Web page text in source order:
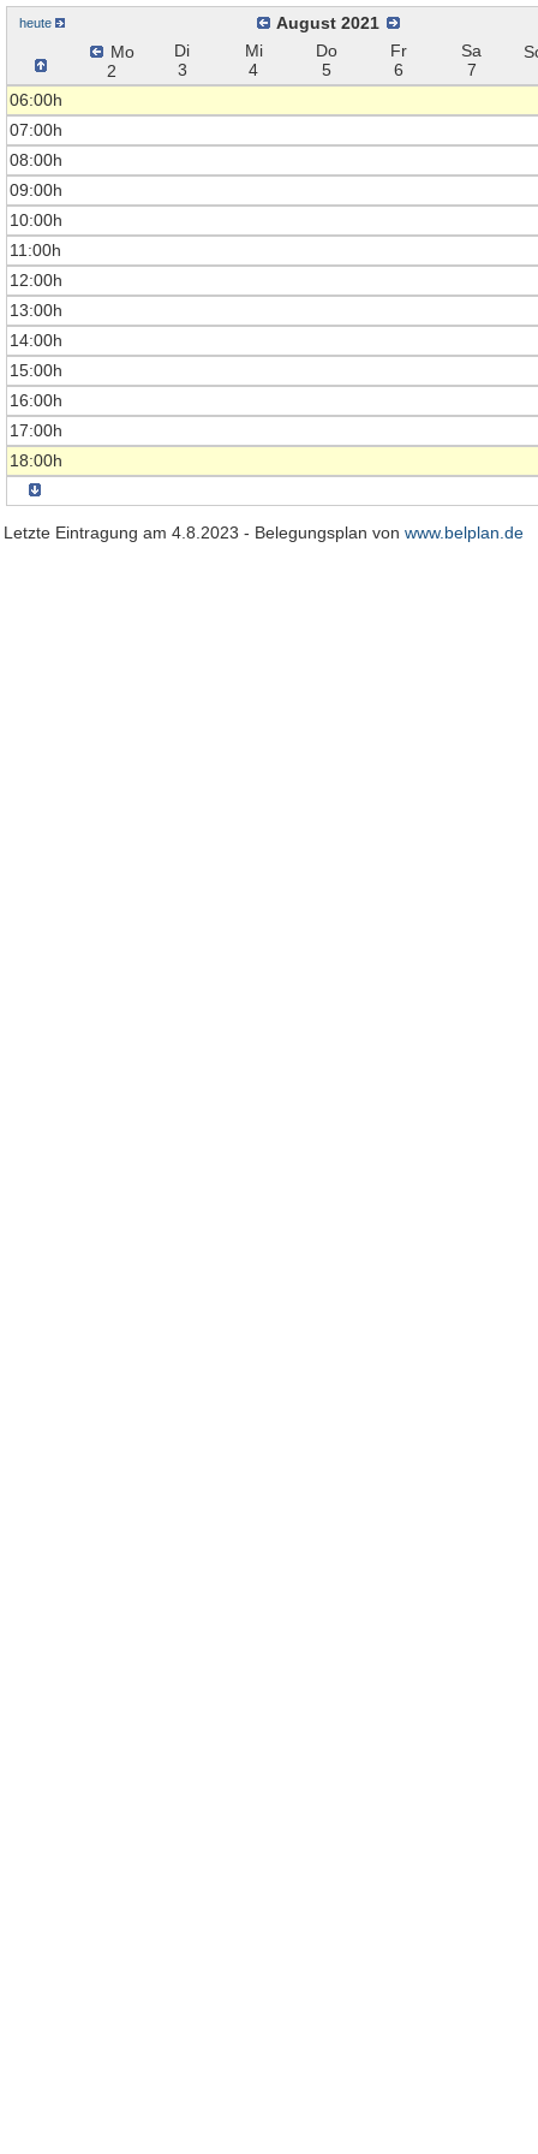
heute
August 2021
Mo
2
Di
3
Mi
4
Do
5
Fr
6
Sa
7
06:00h
07:00h
08:00h
09:00h
10:00h
11:00h
12:00h
13:00h
14:00h
15:00h
16:00h
17:00h
18:00h
Letzte Eintragung am 4.8.2023 - Belegungsplan von www.belplan.de